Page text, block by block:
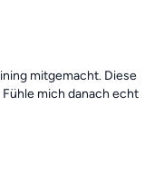
mitgemacht. Diese
mich danach echt